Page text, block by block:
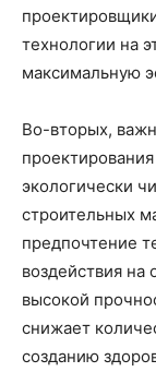
технологии на
максимальную
Во-вторых,
экологически
строительных
предпочтение
воздействия
высокой
снижает
созданию